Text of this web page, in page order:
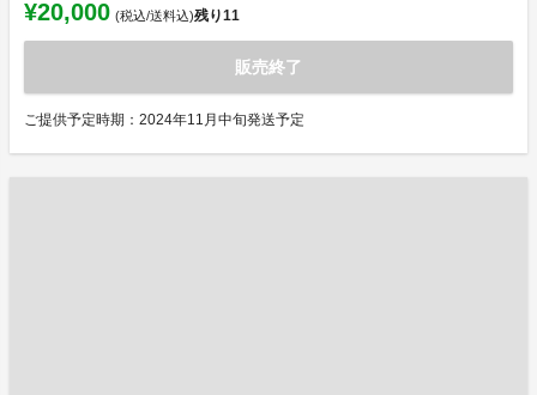
¥20,000 (税込/送料込)残り11
販売終了
ご提供予定時期：2024年11月中旬発送予定